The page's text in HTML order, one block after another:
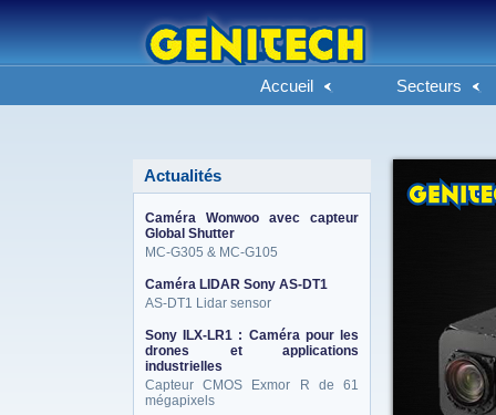
Accueil Secteurs
Actualités
Caméra Wonwoo avec capteur
Global Shutter
MC-G305 & MC-G105
Caméra LIDAR Sony AS-DT1
AS-DT1 Lidar sensor
Sony ILX-LR1 : Caméra pour les
drones et applications
industrielles
Capteur CMOS Exmor R de 61
mégapixels